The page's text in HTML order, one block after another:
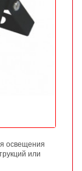
освещения
или